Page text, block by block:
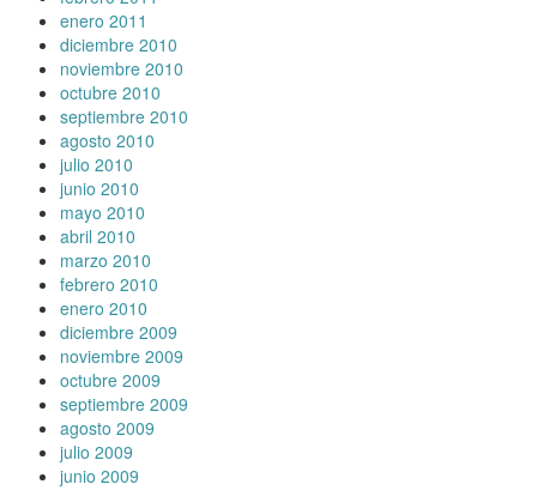
enero 2011
diciembre 2010
noviembre 2010
octubre 2010
septiembre 2010
agosto 2010
julio 2010
junio 2010
mayo 2010
abril 2010
marzo 2010
febrero 2010
enero 2010
diciembre 2009
noviembre 2009
octubre 2009
septiembre 2009
agosto 2009
julio 2009
junio 2009